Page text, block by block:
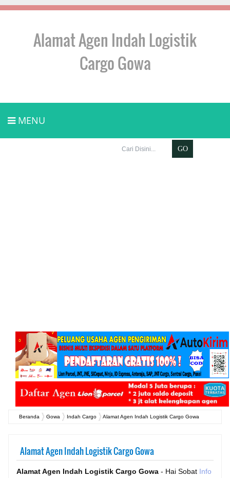
Alamat Agen Indah Logistik
Cargo Gowa
MENU
Beranda Gowa Indah Cargo Alamat Agen Indah Logistik Cargo Gowa
Alamat Agen Indah Logistik Cargo Gowa
Alamat Agen Indah Logistik Cargo Gowa - Hai Sobat Info